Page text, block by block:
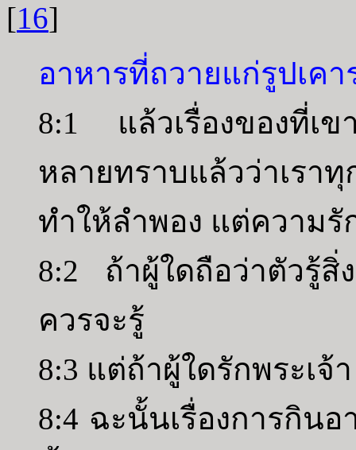
[16]
อาหารที่ถวายแก่รูปเคา
8:1 แล้วเรื่องของที่เ
หลายทราบแล้วว่าเรา
ทำให้ลำพอง แต่ความรั
8:2 ถ้าผู้ใดถือว่าตัวรู้
ควรจะรู้
8:3 แต่ถ้าผู้ใดรักพระเ
8:4 ฉะนั้นเรื่องการกิน